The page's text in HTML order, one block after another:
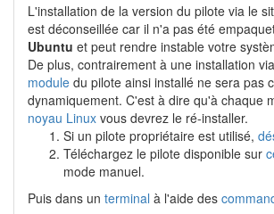
L'installation de la version du pilote via le
est déconseillée car il n'a pas été
Ubuntu et peut rendre instable votre
De plus, contrairement à une installation
module du pilote ainsi installé ne sera pas
dynamiquement. C'est à dire qu'à chaque
noyau Linux vous devrez le ré-installer.
Si un pilote propriétaire est utilisé,
Téléchargez le pilote disponible sur
mode manuel.
Puis dans un terminal à l'aide des